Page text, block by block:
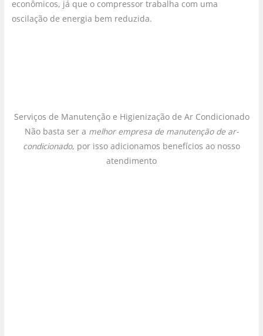
econômicos, já que o compressor trabalha com uma
oscilação de energia bem reduzida.
Serviços de Manutenção e Higienização de Ar Condicionado
Não basta ser a melhor empresa de manutenção de ar-
condicionado, por isso adicionamos benefícios ao nosso
atendimento